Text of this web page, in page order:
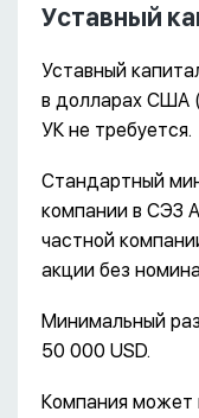
Уставный
Уставный
в долларах США
УК не требуется.
Стандартный
компании в СЭЗ
частной
акции без
Минимальный
50 000 USD.
Компания может